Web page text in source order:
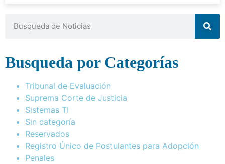
Busqueda por Categorías
Tribunal de Evaluación
Suprema Corte de Justicia
Sistemas TI
Sin categoría
Reservados
Registro Único de Postulantes para Adopción
Penales